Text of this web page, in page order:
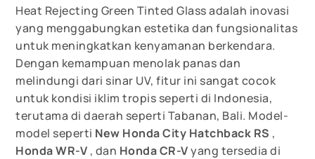
Heat Rejecting Green Tinted Glass adalah inovasi
yang menggabungkan estetika dan fungsionalitas
untuk meningkatkan kenyamanan berkendara.
Dengan kemampuan menolak panas dan
melindungi dari sinar UV, fitur ini sangat cocok
untuk kondisi iklim tropis seperti di Indonesia,
terutama di daerah seperti Tabanan, Bali. Model-
model seperti New Honda City Hatchback RS ,
Honda WR-V , dan Honda CR-Vyang tersedia di